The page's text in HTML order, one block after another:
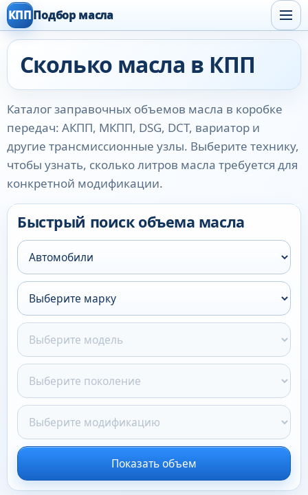
КПППодбор масла
Сколько масла в КПП
Каталог заправочных объемов масла в коробке
передач: АКПП, МКПП, DSG, DCT, вариатор и
другие трансмиссионные узлы. Выберите технику,
чтобы узнать, сколько литров масла требуется для
конкретной модификации.
Быстрый поиск объема масла
Показать объем